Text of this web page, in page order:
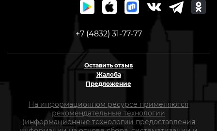
+7 (4832) 31-77-77
Оставить отзыв
Жалоба
Предложение
На информационном ресурсе применяются
рекомендательные технологии
(информационные технологии предоставления